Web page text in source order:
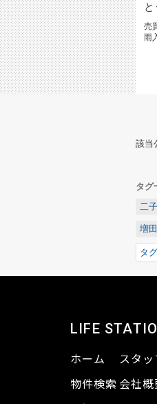
と
売
雨
該当
タグ
二
増
タ
LIFE
ホーム
物件検索
スタッ
会社概